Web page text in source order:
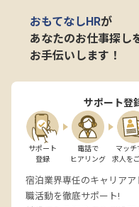
おもてなしHRが
あなたのお仕事探し
お手伝いします！
サポート登
サポート
登録
電話で
ヒアリング
マッチ
求人を
宿泊業界専任のキャリア
職活動を徹底サポート!